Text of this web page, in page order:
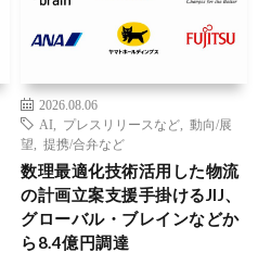
2026.08.06
AI
プレスリリースなど
動向/展
望
提携/合弁など
数理最適化技術活用した物流
の計画立案支援手掛けるJIJ、
グローバル・ブレインなどか
ら8.4億円調達